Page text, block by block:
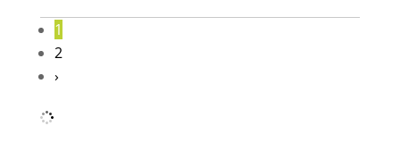
1
2
›